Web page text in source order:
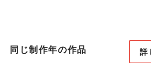
同じ制作年の作品 詳